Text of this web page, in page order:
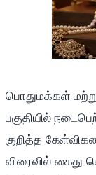
பொதுமக்கள்
பகுதியில்
குறித்த
விரைவில் கைது